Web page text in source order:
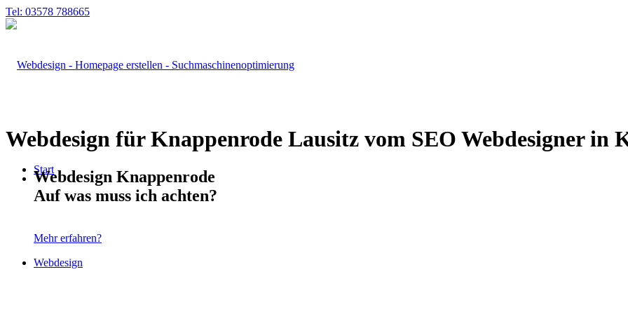
Tel: 03578 788665
Start
Webdesign
Webdesign für Knappenrode Lausitz vom SEO Webdesigner in
Webdesign Knappenrode
Auf was muss ich achten?
Mehr erfahren?